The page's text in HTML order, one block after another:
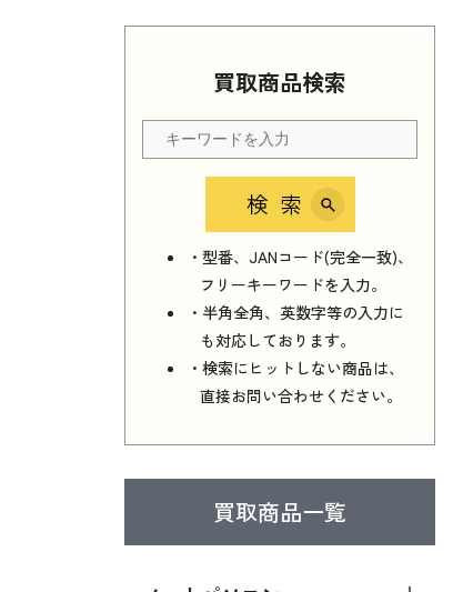
買取商品検索
検索
・型番、JANコード(完全一致)、
フリーキーワードを入力。
・半角全角、英数字等の入力に
も対応しております。
・検索にヒットしない商品は、
直接お問い合わせください。
買取商品一覧